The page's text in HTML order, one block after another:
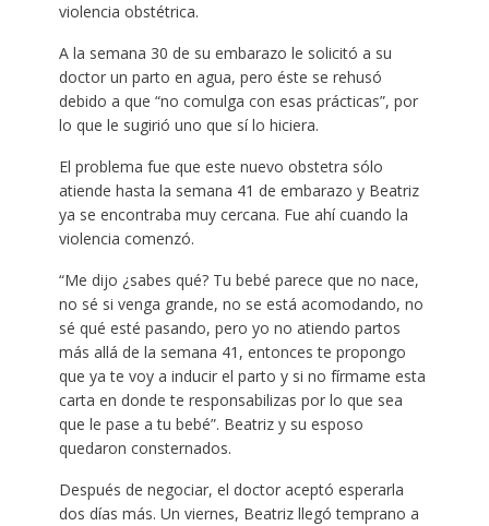
violencia obstétrica.
A la semana 30 de su embarazo le solicitó a su
doctor un parto en agua, pero éste se rehusó
debido a que “no comulga con esas prácticas”, por
lo que le sugirió uno que sí lo hiciera.
El problema fue que este nuevo obstetra sólo
atiende hasta la semana 41 de embarazo y Beatriz
ya se encontraba muy cercana. Fue ahí cuando la
violencia comenzó.
“Me dijo ¿sabes qué? Tu bebé parece que no nace,
no sé si venga grande, no se está acomodando, no
sé qué esté pasando, pero yo no atiendo partos
más allá de la semana 41, entonces te propongo
que ya te voy a inducir el parto y si no fírmame esta
carta en donde te responsabilizas por lo que sea
que le pase a tu bebé”. Beatriz y su esposo
quedaron consternados.
Después de negociar, el doctor aceptó esperarla
dos días más. Un viernes, Beatriz llegó temprano a